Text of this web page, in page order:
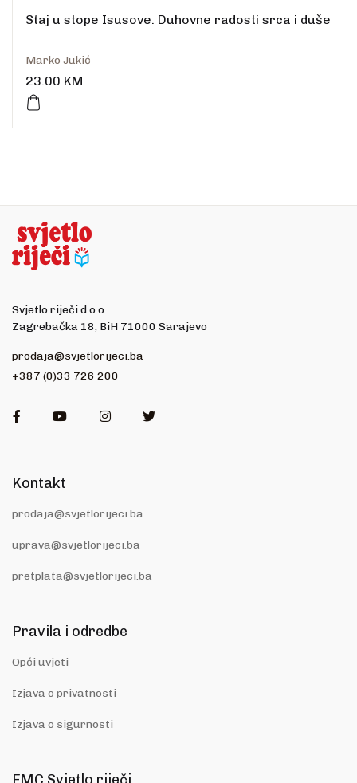
Staj u stope Isusove. Duhovne radosti srca i duše
Marko Jukić
23.00 KM
Svjetlo riječi d.o.o.
Zagrebačka 18, BiH 71000 Sarajevo
prodaja@svjetlorijeci.ba
+387 (0)33 726 200
FacebookYoutubeInstagramTwitter
Kontakt
prodaja@svjetlorijeci.ba
uprava@svjetlorijeci.ba
pretplata@svjetlorijeci.ba
Pravila i odredbe
Opći uvjeti
Izjava o privatnosti
Izjava o sigurnosti